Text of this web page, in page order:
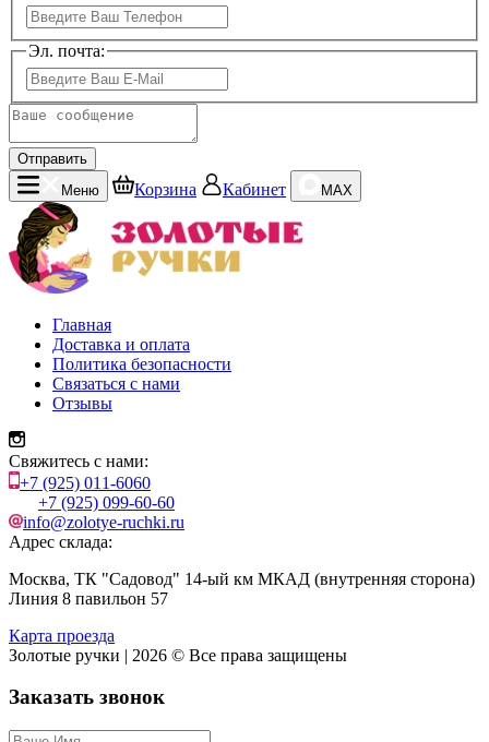
Эл. почта:
Отправить
Меню
Корзина Кабинет MAX
Главная
Доставка и оплата
Политика безопасности
Связаться с нами
Отзывы
Свяжитесь с нами:
+7 (925) 011-6060
+7 (925) 099-60-60
info@zolotye-ruchki.ru
Адрес склада:
Москва, ТК "Садовод" 14-ый км МКАД (внутренняя сторона)
Линия 8 павильон 57
Карта проезда
Золотые ручки | 2026 © Все права защищены
Заказать звонок